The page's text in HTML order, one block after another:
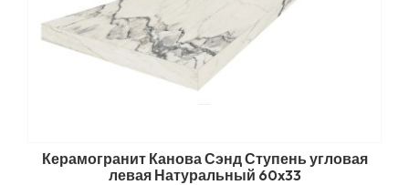
Керамогранит Канова Сэнд Ступень угловая
левая Натуральный 60x33